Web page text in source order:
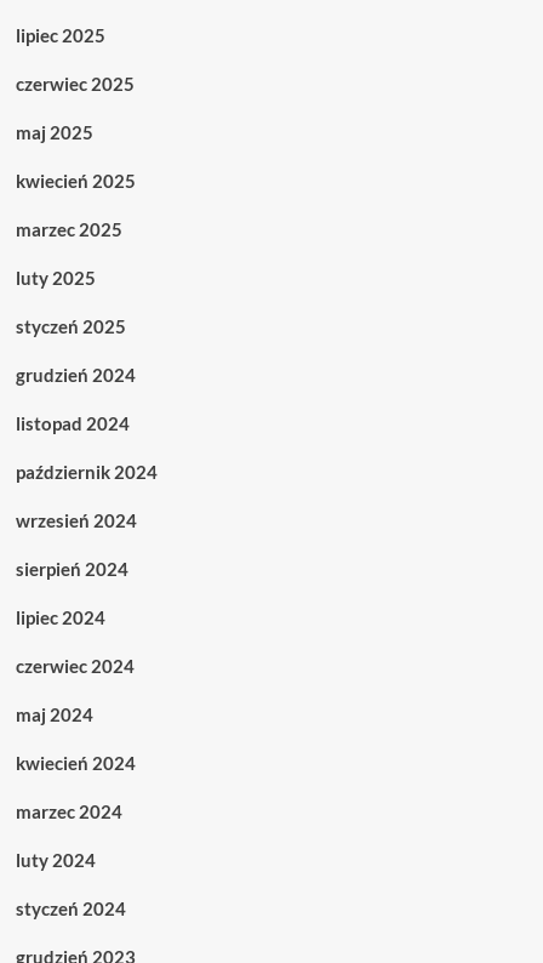
lipiec 2025
czerwiec 2025
maj 2025
kwiecień 2025
marzec 2025
luty 2025
styczeń 2025
grudzień 2024
listopad 2024
październik 2024
wrzesień 2024
sierpień 2024
lipiec 2024
czerwiec 2024
maj 2024
kwiecień 2024
marzec 2024
luty 2024
styczeń 2024
grudzień 2023